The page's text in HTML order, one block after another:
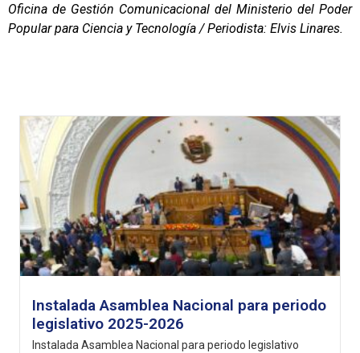
Oficina de Gestión Comunicacional del Ministerio del Poder
Popular para Ciencia y Tecnología / Periodista: Elvis Linares.
Instalada Asamblea Nacional para periodo
legislativo 2025-2026
Instalada Asamblea Nacional para periodo legislativo